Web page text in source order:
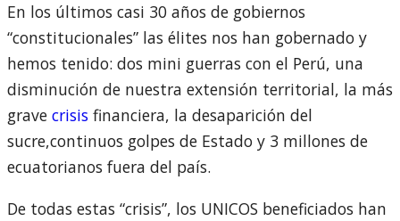
En los últimos casi 30 años de gobiernos
“constitucionales” las élites nos han gobernado y
hemos tenido: dos mini guerras con el Perú, una
disminución de nuestra extensión territorial, la más
grave crisis financiera, la desaparición del
sucre,continuos golpes de Estado y 3 millones de
ecuatorianos fuera del país.
De todas estas “crisis”, los UNICOS beneficiados han